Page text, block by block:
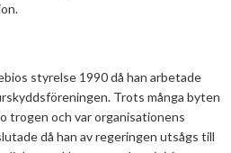
styrelse 1990 då han arbetade
Trots många byten
trogen och var organisationens
då han av regeringen utsågs till